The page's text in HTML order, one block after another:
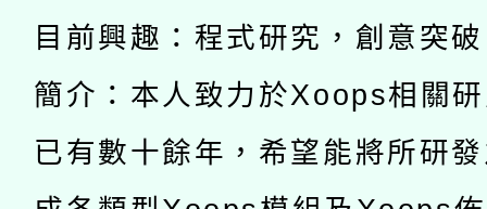
「數位內容與教學軟體
pilot」
有關大陸委員會函釋公
薪期間赴陸應申請許可
轉知經濟部水利署委託
業技術研究院辦理「
115年8月22日(星期六
目前興趣：程式研究，創意突
簡介：本人致力於Xoops相關
已有數十餘年，希望能將所研